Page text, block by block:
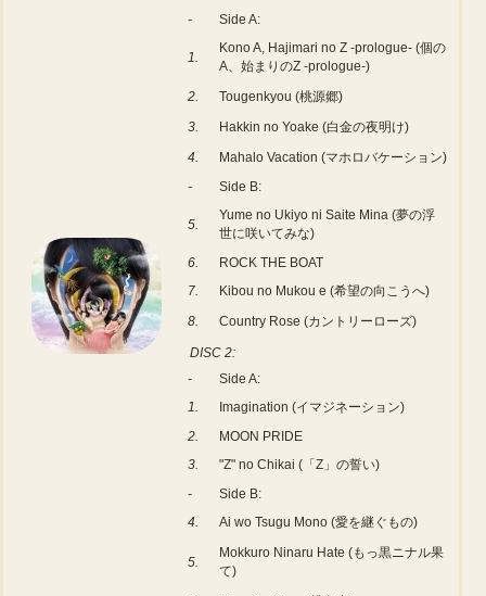
-
Side A:
1.
Kono A, Hajimari no Z -prologue- (個の
A、始まりのZ -prologue-)
2.
Tougenkyou (桃源郷)
3.
Hakkin no Yoake (白金の夜明け)
4.
Mahalo Vacation (マホロバケーション)
-
Side B:
5.
Yume no Ukiyo ni Saite Mina (夢の浮
世に咲いてみな)
6.
ROCK THE BOAT
7.
Kibou no Mukou e (希望の向こうへ)
8.
Country Rose (カントリーローズ)
DISC 2:
-
Side A:
1.
Imagination (イマジネーション)
2.
MOON PRIDE
3.
"Z" no Chikai (「Z」の誓い)
-
Side B:
4.
Ai wo Tsugu Mono (愛を継ぐもの)
5.
Mokkuro Ninaru Hate (もっ黒ニナル果
て)